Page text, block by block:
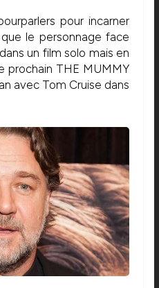
pour incarner
le personnage face
un film solo mais en
prochain THE MUMMY
avec Tom Cruise dans